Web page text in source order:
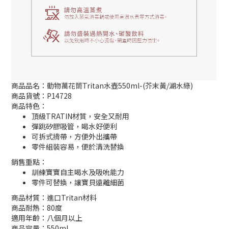
商品品名：動物萬花筒Tritan水壺550ml-(芥末黃/湖水綠)
商品貨號：P14728
商品特色：
頂級TRATIN材質，安全又耐用
彈跳矽膠吸管，喝水好便利
可拆式揹帶，方便外出攜帶
零件組裝容易，便於清洗替換
銷售重點：
訓練寶寶自主喝水及吸吮能力
零件可替換，讓寶貝遠離細菌
商品材質：進口Tritan材料
商品耐熱：80度
適用年齡：八個月以上